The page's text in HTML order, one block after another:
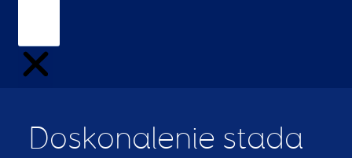
Doskonalenie stada